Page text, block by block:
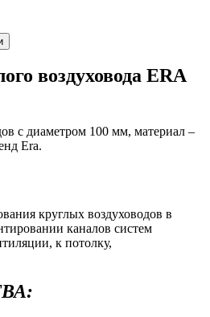
воздуховода ERA
с диаметром 100 мм, материал –
Era.
круглых воздуховодов в
каналов систем
к потолку,